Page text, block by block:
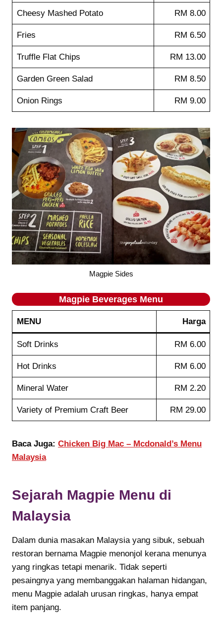
Cheesy Mashed Potato RM 8.00
Fries RM 6.50
Truffle Flat Chips RM 13.00
Garden Green Salad RM 8.50
Onion Rings RM 9.00
Magpie Sides
Magpie Beverages Menu
MENU Harga
Soft Drinks RM 6.00
Hot Drinks RM 6.00
Mineral Water RM 2.20
Variety of Premium Craft Beer RM 29.00
Baca Juga: Chicken Big Mac – Mcdonald’s Menu
Malaysia
Sejarah Magpie Menu di
Malaysia
Dalam dunia masakan Malaysia yang sibuk, sebuah
restoran bernama Magpie menonjol kerana menunya
yang ringkas tetapi menarik. Tidak seperti
pesaingnya yang membanggakan halaman hidangan,
menu Magpie adalah urusan ringkas, hanya empat
item panjang.